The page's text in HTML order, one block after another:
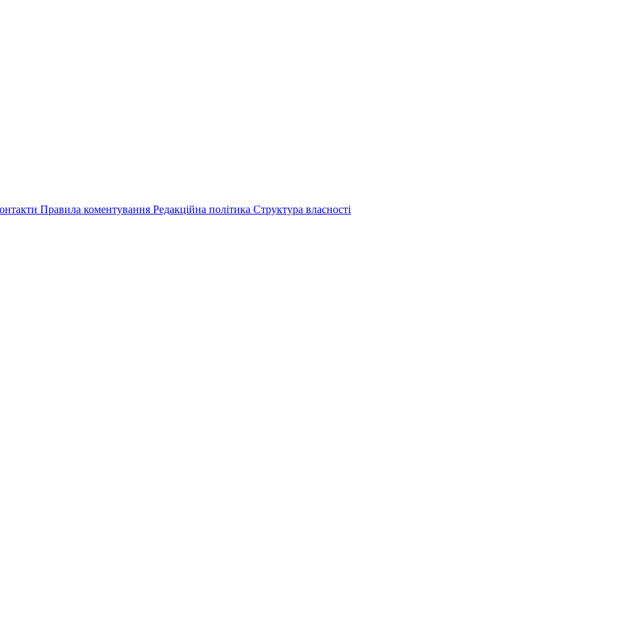
Правила коментування Редакційна політика Структура власності